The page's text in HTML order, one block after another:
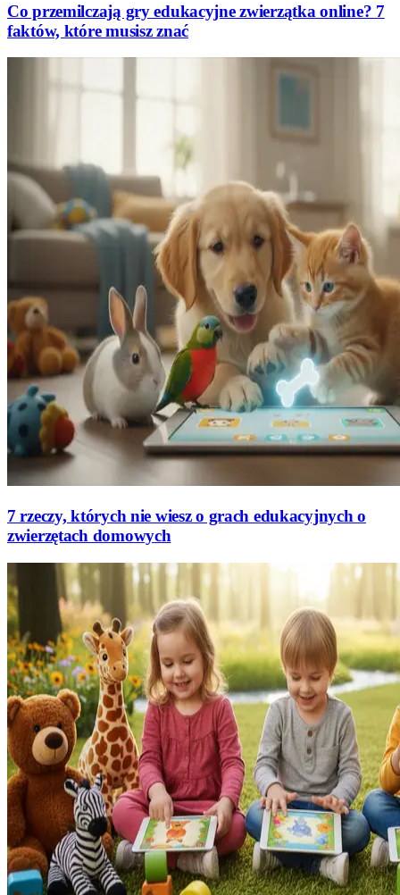
Co przemilczają gry edukacyjne zwierzątka online? 7
faktów, które musisz znać
7 rzeczy, których nie wiesz o grach edukacyjnych o
zwierzętach domowych